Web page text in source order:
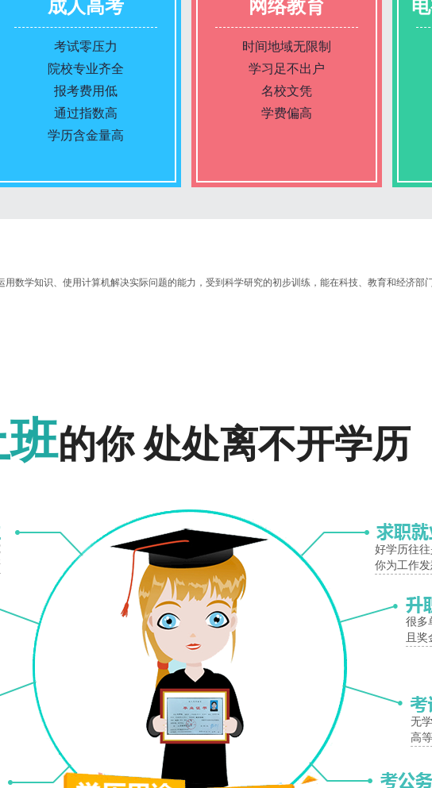
成人高考
考试零压力
院校专业齐全
报考费用低
通过指数高
学历含金量高
网络教育
时间地域无限制
学习足不出户
名校文凭
学费偏高
数学知识、使用计算机解决实际问题的能力，受到科学研究的初步训练，能在科技、教育和经济
的你 处处离不开学历
好学历往
你为工作
很多
且
无
高